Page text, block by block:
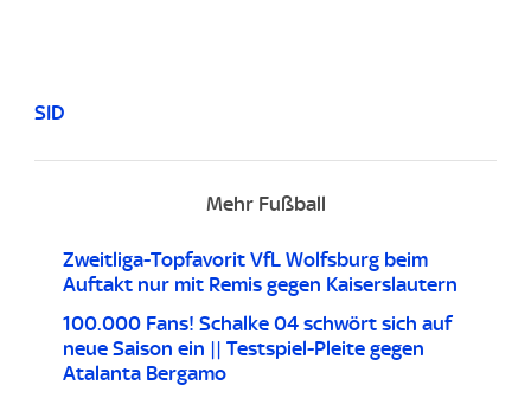
SID
Mehr Fußball
Zweitliga-Topfavorit VfL Wolfsburg beim
Auftakt nur mit Remis gegen Kaiserslautern
100.000 Fans! Schalke 04 schwört sich auf
neue Saison ein || Testspiel-Pleite gegen
Atalanta Bergamo